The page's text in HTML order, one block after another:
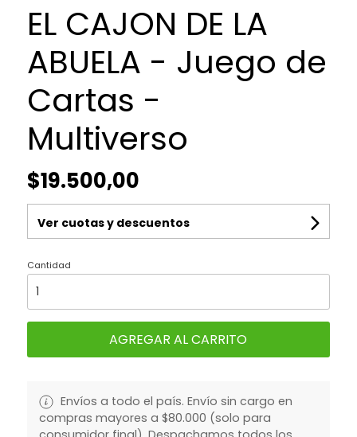
EL CAJON DE LA
ABUELA - Juego de
Cartas -
Multiverso
$19.500,00
Ver cuotas y descuentos
Cantidad
AGREGAR AL CARRITO
Envíos a todo el país. Envío sin cargo en
compras mayores a $80.000 (solo para